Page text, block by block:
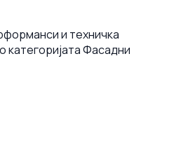
и техничка
категоријата Фасадни